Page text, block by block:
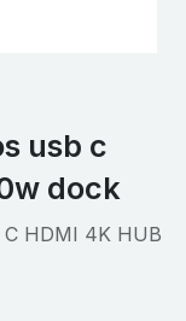
usb c
dock
C HDMI 4K HUB